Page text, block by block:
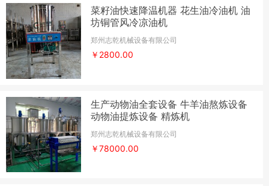
菜籽油快速降温机器 花生油冷油机 油
坊铜管风冷凉油机
郑州志乾机械设备有限公司
￥2800.00
生产动物油全套设备 牛羊油熬炼设备
动物油提炼设备 精炼机
郑州志乾机械设备有限公司
￥78000.00